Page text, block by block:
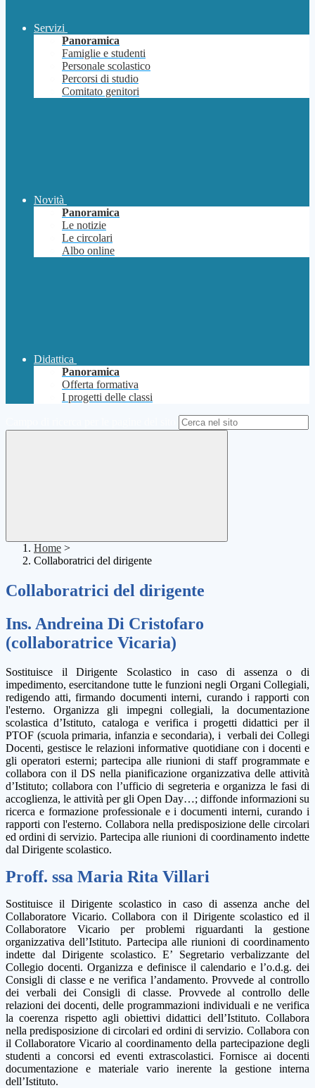
Servizi
Panoramica
Famiglie e studenti
Personale scolastico
Percorsi di studio
Comitato genitori
Novità
Panoramica
Le notizie
Le circolari
Albo online
Didattica
Panoramica
Offerta formativa
I progetti delle classi
Home >
Collaboratrici del dirigente
Collaboratrici del dirigente
Ins. Andreina Di Cristofaro
(collaboratrice Vicaria)
Sostituisce il Dirigente Scolastico in caso di assenza o di
impedimento, esercitandone tutte le funzioni negli Organi Collegiali,
redigendo atti, firmando documenti interni, curando i rapporti con
l'esterno. Organizza gli impegni collegiali, la documentazione
scolastica d’Istituto, cataloga e verifica i progetti didattici per il
PTOF (scuola primaria, infanzia e secondaria), i verbali dei Collegi
Docenti, gestisce le relazioni informative quotidiane con i docenti e
gli operatori esterni; partecipa alle riunioni di staff programmate e
collabora con il DS nella pianificazione organizzativa delle attività
d’Istituto; collabora con l’ufficio di segreteria e organizza le fasi di
accoglienza, le attività per gli Open Day…; diffonde informazioni su
ricerca e formazione professionale e i documenti interni, curando i
rapporti con l'esterno. Collabora nella predisposizione delle circolari
ed ordini di servizio. Partecipa alle riunioni di coordinamento indette
dal Dirigente scolastico.
Proff. ssa Maria Rita Villari
Sostituisce il Dirigente scolastico in caso di assenza anche del
Collaboratore Vicario. Collabora con il Dirigente scolastico ed il
Collaboratore Vicario per problemi riguardanti la gestione
organizzativa dell’Istituto. Partecipa alle riunioni di coordinamento
indette dal Dirigente scolastico. E’ Segretario verbalizzante del
Collegio docenti. Organizza e definisce il calendario e l’o.d.g. dei
Consigli di classe e ne verifica l’andamento. Provvede al controllo
dei verbali dei Consigli di classe. Provvede al controllo delle
relazioni dei docenti, delle programmazioni individuali e ne verifica
la coerenza rispetto agli obiettivi didattici dell’Istituto. Collabora
nella predisposizione di circolari ed ordini di servizio. Collabora con
il Collaboratore Vicario al coordinamento della partecipazione degli
studenti a concorsi ed eventi extrascolastici. Fornisce ai docenti
documentazione e materiale vario inerente la gestione interna
dell’Istituto.